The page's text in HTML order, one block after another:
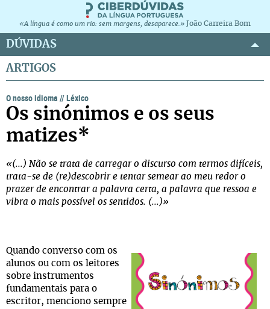
«A língua é como um rio: sem margens, desaparece.» João Carreira Bom
DÚVIDAS
ARTIGOS
O nosso idioma //Léxico
Os sinónimos e os seus
matizes*
«(...) Não se trata de carregar o discurso com termos difíceis,
trata-se de (re)descobrir e tentar semear ao meu redor o
prazer de encontrar a palavra certa, a palavra que ressoa e
vibra o mais possível os sentidos. (...)»
Quando converso com os
alunos ou com os leitores
sobre instrumentos
fundamentais para o
escritor, menciono sempre